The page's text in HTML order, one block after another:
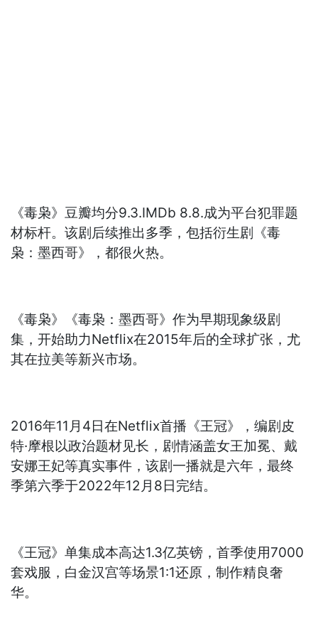
《毒枭》豆瓣均分9.3.IMDb 8.8.成为平台犯罪题
材标杆。该剧后续推出多季，包括衍生剧《毒
枭：墨西哥》，都很火热。
《毒枭》《毒枭：墨西哥》作为早期现象级剧
集，开始助力Netflix在2015年后的全球扩张，尤
其在拉美等新兴市场。
2016年11月4日在Netflix首播《王冠》，编剧皮
特·摩根以政治题材见长，剧情涵盖女王加冕、戴
安娜王妃等真实事件，该剧一播就是六年，最终
季第六季于2022年12月8日完结。
《王冠》单集成本高达1.3亿英镑，首季使用7000
套戏服，白金汉宫等场景1:1还原，制作精良奢
华。